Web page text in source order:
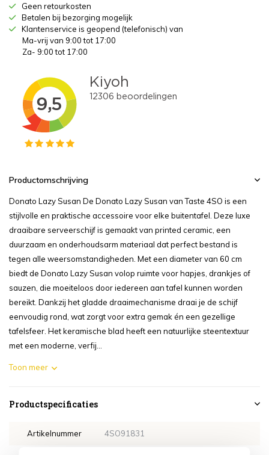
Geen retourkosten
Betalen bij bezorging mogelijk
Klantenservice is geopend (telefonisch) van
Ma-vrij van 9:00 tot 17:00
Za- 9:00 tot 17:00
Productomschrijving
Donato Lazy Susan De Donato Lazy Susan van Taste 4SO is een
stijlvolle en praktische accessoire voor elke buitentafel. Deze luxe
draaibare serveerschijf is gemaakt van printed ceramic, een
duurzaam en onderhoudsarm materiaal dat perfect bestand is
tegen alle weersomstandigheden. Met een diameter van 60 cm
biedt de Donato Lazy Susan volop ruimte voor hapjes, drankjes of
sauzen, die moeiteloos door iedereen aan tafel kunnen worden
bereikt. Dankzij het gladde draaimechanisme draai je de schijf
eenvoudig rond, wat zorgt voor extra gemak én een gezellige
tafelsfeer. Het keramische blad heeft een natuurlijke steentextuur
met een moderne, verfij...
Toon meer
Productspecificaties
Artikelnummer 4SO91831